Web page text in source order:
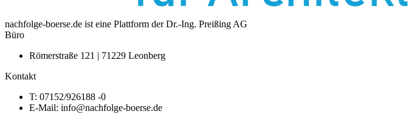
nachfolge-boerse.de ist eine Plattform der Dr.-Ing. Preißing AG
Büro
Römerstraße 121 | 71229 Leonberg
Kontakt
T: 07152/926188 -0
E-Mail: info@nachfolge-boerse.de